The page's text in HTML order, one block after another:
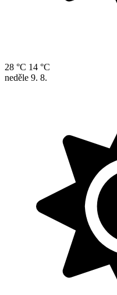
28 °C 14 °C
neděle 9. 8.